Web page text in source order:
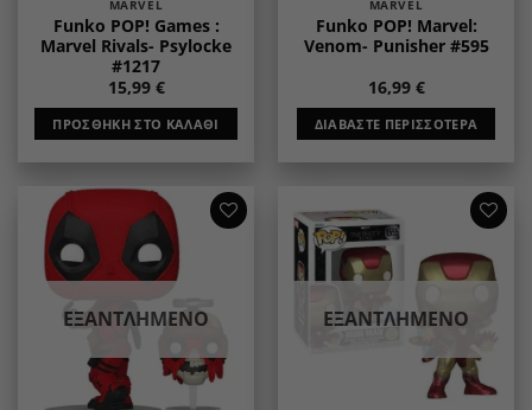
MARVEL
Funko POP! Games :
Marvel Rivals- Psylocke
#1217
15,99 €
ΠΡΟΣΘΉΚΗ ΣΤΟ ΚΑΛΆΘΙ
MARVEL
Funko POP! Marvel:
Venom- Punisher #595
16,99 €
ΔΙΑΒΆΣΤΕ ΠΕΡΙΣΣΌΤΕΡΑ
ΕΞΑΝΤΛΗΜΈΝΟ
wishlist
ΕΞΑΝΤΛΗΜΈΝΟ